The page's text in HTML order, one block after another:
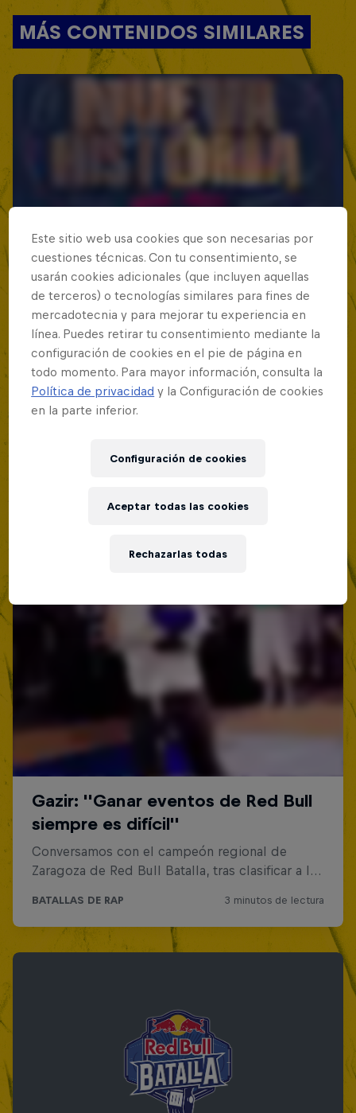
MÁS CONTENIDOS SIMILARES
Este sitio web usa cookies que son necesarias por
cuestiones técnicas. Con tu consentimiento, se
usarán cookies adicionales (que incluyen aquellas
de terceros) o tecnologías similares para fines de
mercadotecnia y para mejorar tu experiencia en
línea. Puedes retirar tu consentimiento mediante la
configuración de cookies en el pie de página en
todo momento. Para mayor información, consulta la
Política de privacidad y la Configuración de cookies
en la parte inferior.
Configuración de cookies
Rechazarlas todas
Aceptar todas las cookies